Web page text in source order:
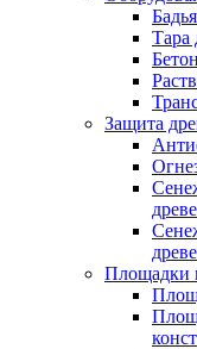
Тара
Защита
Площадки